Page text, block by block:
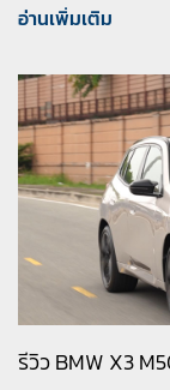
อ่านเพิ่มเติม
รีวิว BMW X3